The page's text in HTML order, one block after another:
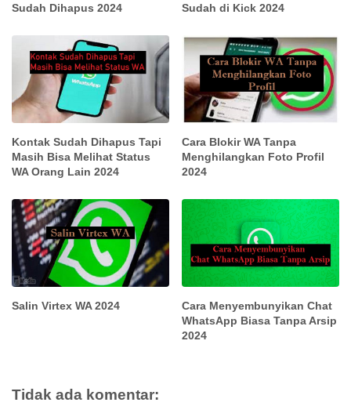
Sudah Dihapus 2024
Sudah di Kick 2024
Kontak Sudah Dihapus Tapi
Masih Bisa Melihat Status
WA Orang Lain 2024
Cara Blokir WA Tanpa
Menghilangkan Foto Profil
2024
Salin Virtex WA 2024
Cara Menyembunyikan Chat
WhatsApp Biasa Tanpa Arsip
2024
Tidak ada komentar: